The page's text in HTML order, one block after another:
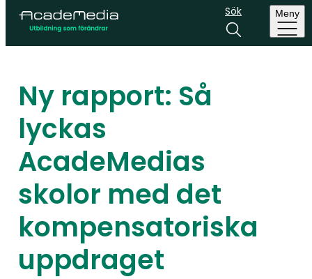
Sök Meny
Ny rapport: Så
lyckas
AcadeMedias
skolor med det
kompensatoriska
uppdraget